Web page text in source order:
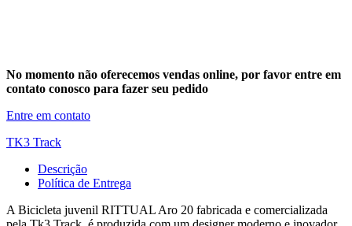
No momento não oferecemos vendas online, por favor entre em
contato conosco para fazer seu pedido
Entre em contato
TK3 Track
Descrição
Política de Entrega
A Bicicleta juvenil RITTUAL Aro 20 fabricada e comercializada